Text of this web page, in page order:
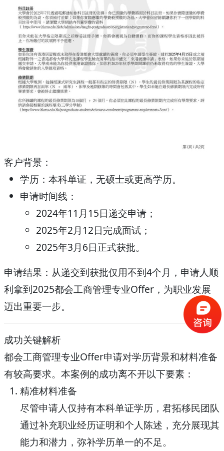
客户背景：
学历 ：本科单证，无硕士或更高学历。
申请时间线 ：
2024年11月15日递交申请；
2025年2月12日完成面试；
2025年3月6日正式获批。
申请结果 ：从递交到获批仅用不到4个月，申请人顺
利拿到2025都会工商管理专业Offer，为职业发展
迈出重要一步。
成功关键解析
都会工商管理专业Offer申请对学历背景和材料准备
有较高要求。本案例的成功离不开以下要素：
精准材料准备
尽管申请人仅持有本科单证学历，君拓移民团队
通过补充职业经历证明和个人陈述，充分展现其
能力和潜力，弥补学历单一的不足。